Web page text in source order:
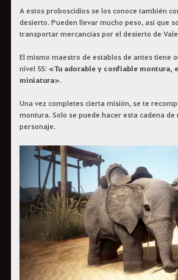
A estos proboscidios se los conoce también
desierto. Pueden llevar mucho peso, así que
transportar mercancías por el desierto de
El mismo maestro de establos de antes tiene
nivel 55: «Tu adorable y confiable montura,
miniatura».
Una vez completes cierta misión, se te
montura. Solo se puede hacer esta cadena de
personaje.